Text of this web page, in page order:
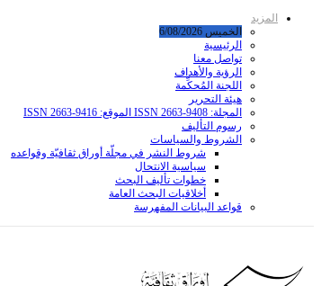
المزيد
الخميس 6/08/2026
الرئيسية
تواصل معنا
الرؤية والأهداف
اللجنة المُحكِّمة
هيئة التحرير
المجلة: ISSN 2663-9408 الموقع: ISSN 2663-9416
رسوم التأليف
الشروط والسياسات
شروط النشر في مجلّة أوراق ثقافيّة وقواعده
سياسية الانتحال
خطوات تأليف البحث
أخلاقيات البحث العامة
قواعد البیانات المفهرسة